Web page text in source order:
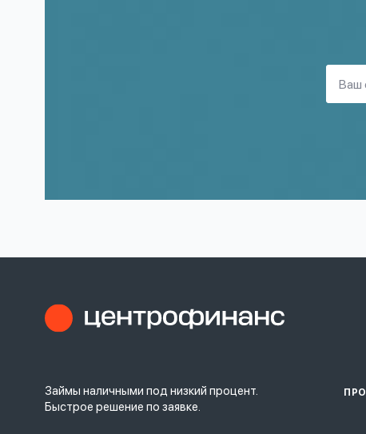
Займы наличными под низкий процент.
Быстрое решение по заявке.